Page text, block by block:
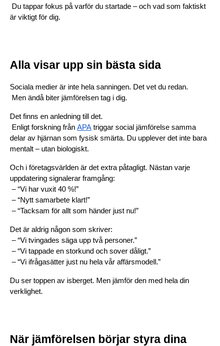
Du tappar fokus på varför du startade – och vad som faktiskt
är viktigt för dig.
Alla visar upp sin bästa sida
Sociala medier är inte hela sanningen. Det vet du redan.
Men ändå biter jämförelsen tag i dig.
Det finns en anledning till det.
Enligt forskning från APA triggar social jämförelse samma
delar av hjärnan som fysisk smärta. Du upplever det inte bara
mentalt – utan biologiskt.
Och i företagsvärlden är det extra påtagligt. Nästan varje
uppdatering signalerar framgång:
– “Vi har vuxit 40 %!”
– “Nytt samarbete klart!”
– “Tacksam för allt som händer just nu!”
Det är aldrig någon som skriver:
– “Vi tvingades säga upp två personer.”
– “Vi tappade en storkund och sover dåligt.”
– “Vi ifrågasätter just nu hela vår affärsmodell.”
Du ser toppen av isberget. Men jämför den med hela din
verklighet.
När jämförelsen börjar styra dina